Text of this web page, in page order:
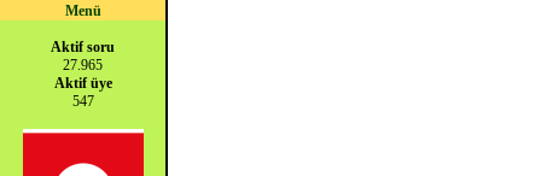
Menü
Aktif soru
27.965
Aktif üye
547